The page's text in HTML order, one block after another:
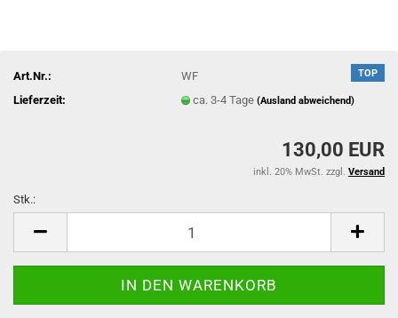
TOP
Art.Nr.:
WF
Lieferzeit:
ca. 3-4 Tage(Ausland abweichend)
130,00 EUR
inkl. 20% MwSt. zzgl. Versand
Stk.: